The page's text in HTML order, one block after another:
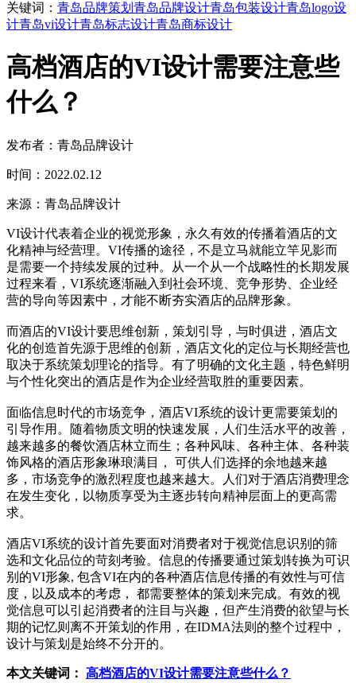
关键词： 青岛品牌策划 青岛品牌设计青岛包装设计青岛logo设
计青岛vi设计青岛标志设计青岛商标设计
高档酒店的VI设计需要注意些
什么？
发布者：青岛品牌设计
时间：2022.02.12
来源：青岛品牌设计
VI设计代表着企业的视觉形象，永久有效的传播着酒店的文
化精神与经营理。VI传播的途径，不是立马就能立竿见影而
是需要一个持续发展的过种。从一个从一个战略性的长期发展
过程来看，VI系统逐渐融入到社会环境、竞争形势、企业经
营的导向等因素中，才能不断夯实酒店的品牌形象。
而酒店的VI设计要思维创新，策划引导，与时俱进，酒店文
化的创造首先源于思维的创新，酒店文化的定位与长期经营也
取决于系统策划理论的指导。有了明确的文化主题，特色鲜明
与个性化突出的酒店是作为企业经营取胜的重要因素。
面临信息时代的市场竞争，酒店VI系统的设计更需要策划的
引导作用。随着物质文明的快速发展，人们生活水平的改善，
越来越多的餐饮酒店林立而生；各种风味、各种主体、各种装
饰风格的酒店形象琳琅满目， 可供人们选择的余地越来越
多，市场竞争的激烈程度也越来越大。人们对于酒店消费理念
在发生变化，以物质享受为主逐步转向精神层面上的更高需
求。
酒店VI系统的设计首先要面对消费者对于视觉信息识别的筛
选和文化品位的苛刻考验。信息的传播要通过策划转换为可识
别的VI形象, 包含VI在内的各种酒店信息传播的有效性与可信
度，以及成本的考虑， 都需要整体的策划来完成。有效的视
觉信息可以引起消费者的注目与兴趣，但产生消费的欲望与长
期的记忆则离不开策划的作用，在IDMA法则的整个过程中，
设计与策划是始终不分开的。
本文关键词： 高档酒店的VI设计需要注意些什么？